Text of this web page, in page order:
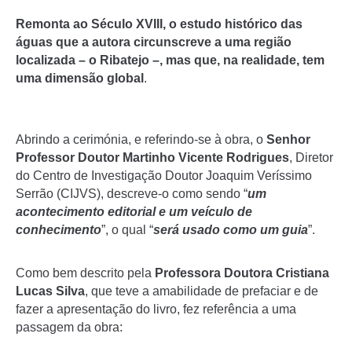
Remonta ao Século XVIII, o estudo histórico das
águas que a autora circunscreve a uma região
localizada – o Ribatejo –, mas que, na realidade, tem
uma dimensão global .
Abrindo a cerimónia, e referindo-se à obra, o Senhor
Professor Doutor Martinho Vicente Rodrigues, Diretor
do Centro de Investigação Doutor Joaquim Veríssimo
Serrão (CIJVS), descreve-o como sendo “um
acontecimento editorial e um veículo de
conhecimento”, o qual “será usado como um guia”.
Como bem descrito pela Professora Doutora Cristiana
Lucas Silva, que teve a amabilidade de prefaciar e de
fazer a apresentação do livro, fez referência a uma
passagem da obra: